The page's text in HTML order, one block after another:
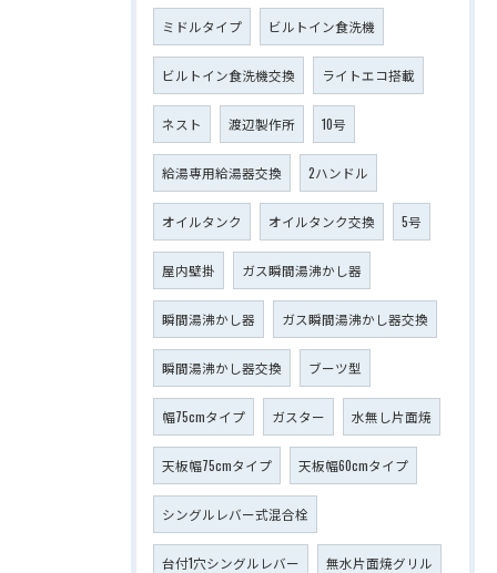
ミドルタイプ ビルトイン食洗機
ビルトイン食洗機交換 ライトエコ搭載
ネスト 渡辺製作所 10号
給湯専用給湯器交換 2ハンドル
オイルタンク オイルタンク交換 5号
屋内壁掛 ガス瞬間湯沸かし器
瞬間湯沸かし器 ガス瞬間湯沸かし器交換
瞬間湯沸かし器交換 ブーツ型
幅75cmタイプ ガスター 水無し片面焼
天板幅75cmタイプ 天板幅60cmタイプ
シングルレバー式混合栓
台付1穴シングルレバー 無水片面焼グリル